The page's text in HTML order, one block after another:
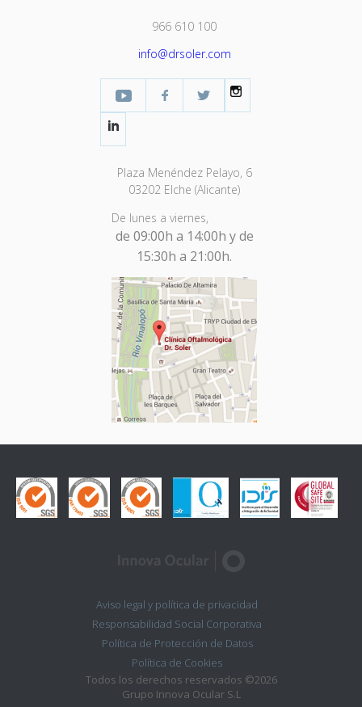
966 610 100
info@drsoler.com
YouTubeFacebook Profesional
Twitter
Plaza Menéndez Pelayo, 6
03202 Elche (Alicante)
De lunes a viernes,
de 09:00h a 14:00h y de
15:30h a 21:00h.
Aviso legal y política de privacidad
Responsabilidad Social Corporativa
Política de Protección de Datos
Política de Cookies
Todos los derechos reservados ©2026
Grupo Innova Ocular S.L